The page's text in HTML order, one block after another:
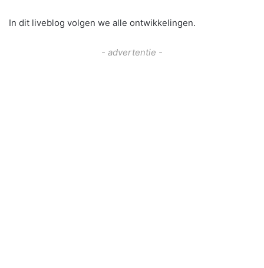
In dit liveblog volgen we alle ontwikkelingen.
- advertentie -